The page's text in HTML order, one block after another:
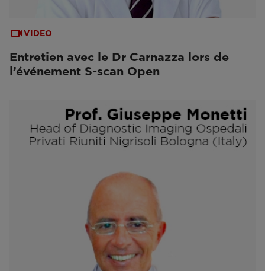
VIDEO
Entretien avec le Dr Carnazza lors de
l’événement S-scan Open